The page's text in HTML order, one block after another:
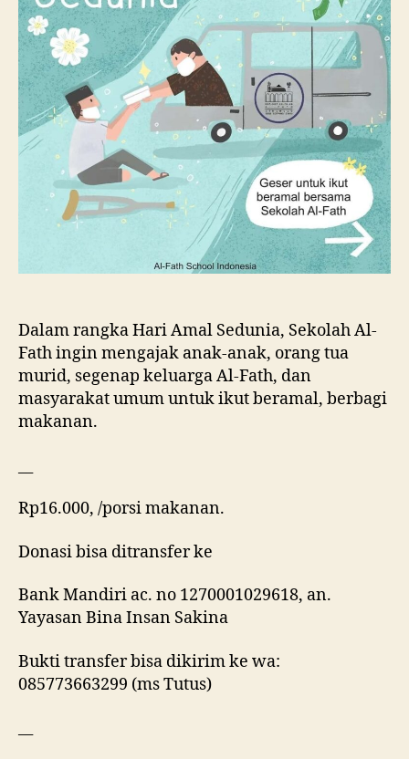
Dalam rangka Hari Amal Sedunia, Sekolah Al-
Fath ingin mengajak anak-anak, orang tua
murid, segenap keluarga Al-Fath, dan
masyarakat umum untuk ikut beramal, berbagi
makanan.
Rp16.000, /porsi makanan.
Donasi bisa ditransfer ke
Bank Mandiri ac. no 1270001029618, an.
Yayasan Bina Insan Sakina
Bukti transfer bisa dikirim ke wa:
085773663299 (ms Tutus)